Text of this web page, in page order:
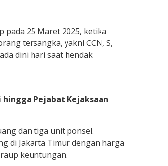
pada 25 Maret 2025, ketika
tersangka, yakni CCN, S,
dini hari saat hendak
hingga Pejabat Kejaksaan
dan tiga unit ponsel.
di Jakarta Timur dengan harga
keuntungan.